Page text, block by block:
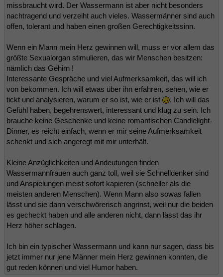
missbraucht wird. Der Wassermann ist aber nicht besonders
nachtragend und verzeiht auch vieles. Wassermänner sind auch
offen, tolerant und haben einen großen Gerechtigkeitssinn.
Wenn ein Mann mein Herz gewinnen will, muss er vor allem das
größte Sexualorgan stimulieren, das wir Menschen besitzen:
nämlich das Gehirn !
Interessante Gespräche und viel Aufmerksamkeit, das will ich
von bekommen. Ich will etwas über ihn erfahren, sehen, wie er
tickt und analysieren, warum er so ist, wie er ist
. Ich will das
Gefühl haben, begehrenswert, interessant und klug zu sein. Ich
brauche keine Geschenke und keine romantischen Candlelight-
Dinner, es reicht einfach, wenn er mir seine Aufmerksamkeit
schenkt und sich angeregt mit mir unterhält.
Kleine Anzüglichkeiten und Andeutungen finden
Wassermannfrauen auch ganz toll, weil sie Schnelldenker sind
und Anspielungen meist sofort kapieren (schneller als die
meisten anderen Menschen). Wenn Mann also sowas fallen
lässt und sie dann verschwörerisch angrinst, weil nur die beiden
es gecheckt haben und alle anderen nicht, dann lässt das ihr
Herz höher schlagen.
Ich bin ein typischer Wassermann und kann nur sagen, dass bis
jetzt immer nur jene Männer mein Herz gewinnen konnten, die
gut reden können und viel Humor haben.